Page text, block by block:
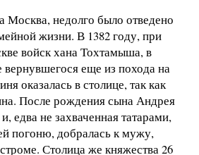
Москва, недолго было отведено
жизни. В 1382 году, при
войск хана Тохтамыша, в
вернувшегося еще из похода на
оказалась в столице, так как
После рождения сына Андрея
едва не захваченная татарами,
погоню, добралась к мужу,
Столица же княжества 26